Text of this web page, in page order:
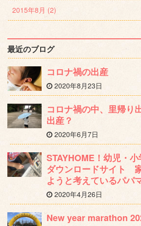
2015年8月 (2)
最近のブログ
コロナ禍の出産
2020年8月23日
コロナ禍の中、里帰り
出産？
2020年6月7日
STAYHOME！幼児・
ダウンロードサイト
ようと考えているパパ
2020年4月26日
New year marathon